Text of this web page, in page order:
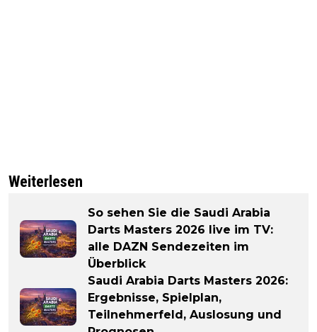
Weiterlesen
So sehen Sie die Saudi Arabia
Darts Masters 2026 live im TV:
alle DAZN Sendezeiten im
Überblick
Saudi Arabia Darts Masters 2026:
Ergebnisse, Spielplan,
Teilnehmerfeld, Auslosung und